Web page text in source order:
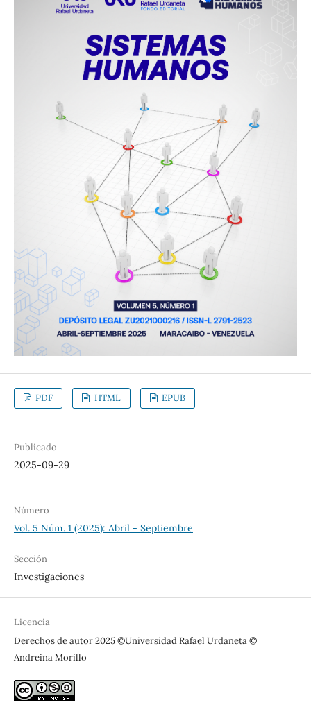
PDF HTML EPUB
Publicado
2025-09-29
Número
Vol. 5 Núm. 1 (2025): Abril - Septiembre
Sección
Investigaciones
Licencia
Derechos de autor 2025 ©Universidad Rafael Urdaneta ©
Andreina Morillo